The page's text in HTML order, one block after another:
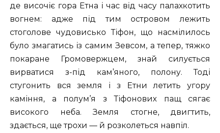
де височіє гора Етна і час від часу палахкотить
вогнем: адже під тим островом лежить
стоголове чудовисько Тіфон, що насмілилось
було змагатись із самим Зевсом, а тепер, тяжко
покаране Громовержцем, знай силується
вирватися з-під кам’яного, полону. Тоді
стугонить вся земля і з Етни летить угору
каміння, а полум’я з Тіфонових пащ сягає
високого неба. Земля стогне, двигтить,
здається, ще трохи — й розколеться навпіл.